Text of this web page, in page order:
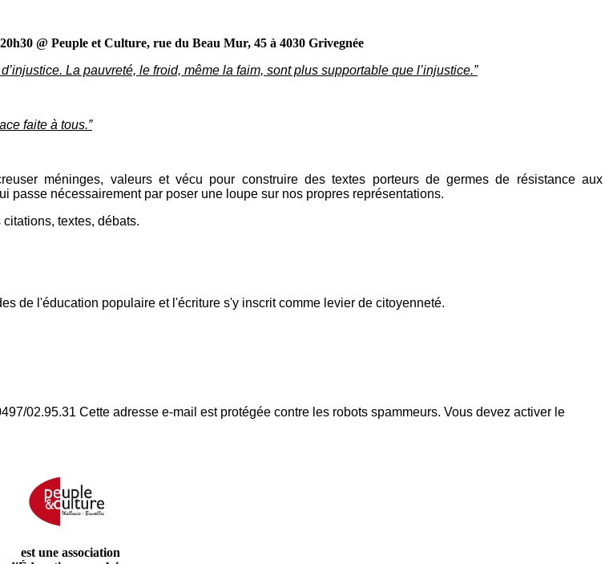
@ Peuple et Culture, rue du Beau Mur, 45 à 4030 Grivegnée
La pauvreté, le froid, même la faim, sont plus supportable que l’injustice.”
faite à tous.”
méninges, valeurs et vécu pour construire des textes porteurs de germes de résistance aux
passe nécessairement par poser une loupe sur nos propres représentations.
textes, débats.
de l'éducation populaire et l'écriture s'y inscrit comme levier de citoyenneté.
02.95.31 Cette adresse e-mail est protégée contre les robots spammeurs. Vous devez activer le
est une association